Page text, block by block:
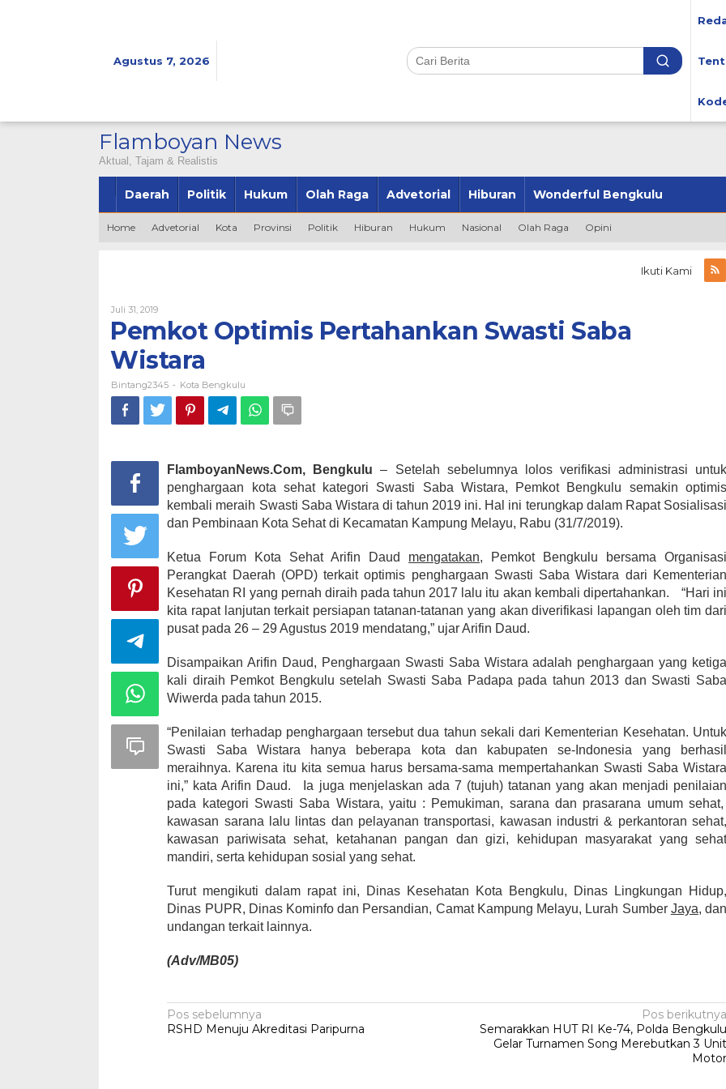
Agustus 7, 2026
Flamboyan News
Aktual, Tajam & Realistis
Daerah Politik Hukum Olah Raga Advetorial Hiburan Wonderful Bengkulu
Home Advetorial Kota Provinsi Politik Hiburan Hukum Nasional Olah Raga Opini
Ikuti Kami
Juli 31, 2019Oleh
Bintang2345
Pemkot Optimis Pertahankan Swasti Saba
Wistara
Bintang2345 - Kota Bengkulu
FlamboyanNews.Com, Bengkulu – Setelah sebelumnya lolos verifikasi administrasi untuk
penghargaan kota sehat kategori Swasti Saba Wistara, Pemkot Bengkulu semakin optimis
kembali meraih Swasti Saba Wistara di tahun 2019 ini. Hal ini terungkap dalam Rapat Sosialisasi
dan Pembinaan Kota Sehat di Kecamatan Kampung Melayu, Rabu (31/7/2019).
Ketua Forum Kota Sehat Arifin Daud mengatakan, Pemkot Bengkulu bersama Organisasi
Perangkat Daerah (OPD) terkait optimis penghargaan Swasti Saba Wistara dari Kementerian
Kesehatan RI yang pernah diraih pada tahun 2017 lalu itu akan kembali dipertahankan.
“Hari ini
kita rapat lanjutan terkait persiapan tatanan-tatanan yang akan diverifikasi lapangan oleh tim dari
pusat pada 26 – 29 Agustus 2019 mendatang,” ujar Arifin Daud.
Disampaikan Arifin Daud, Penghargaan Swasti Saba Wistara adalah penghargaan yang ketiga
kali diraih Pemkot Bengkulu setelah Swasti Saba Padapa pada tahun 2013 dan Swasti Saba
Wiwerda pada tahun 2015.
“Penilaian terhadap penghargaan tersebut dua tahun sekali dari Kementerian Kesehatan. Untuk
Swasti Saba Wistara hanya beberapa kota dan kabupaten se-Indonesia yang berhasil
meraihnya. Karena itu kita semua harus bersama-sama mempertahankan Swasti Saba Wistara
ini,” kata Arifin Daud.
Ia juga menjelaskan ada 7 (tujuh) tatanan yang akan menjadi penilaian
pada kategori Swasti Saba Wistara, yaitu : Pemukiman, sarana dan prasarana umum sehat,
kawasan sarana lalu lintas dan pelayanan transportasi, kawasan industri & perkantoran sehat,
kawasan pariwisata sehat, ketahanan pangan dan gizi, kehidupan masyarakat yang sehat
mandiri, serta kehidupan sosial yang sehat.
Turut mengikuti dalam rapat ini, Dinas Kesehatan Kota Bengkulu, Dinas Lingkungan Hidup,
Dinas PUPR, Dinas Kominfo dan Persandian, Camat Kampung Melayu, Lurah Sumber Jaya, dan
undangan terkait lainnya.
(Adv/MB05)
Navigasi
pos
Pos sebelumnya
RSHD Menuju Akreditasi Paripurna
Pos berikutnya
Semarakkan HUT RI Ke-74, Polda Bengkulu
Gelar Turnamen Song Merebutkan 3 Unit
Motor